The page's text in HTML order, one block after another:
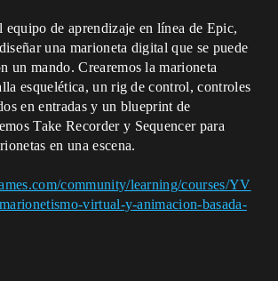
equipo de aprendizaje en línea de Epic,
una marioneta digital que se puede
un mando. Crearemos la marioneta
esquelética, un rig de control, controles
en entradas y un blueprint de
Take Recorder y Sequencer para
en una escena.
community/learning/courses/YV
virtual-y-animacion-basada-